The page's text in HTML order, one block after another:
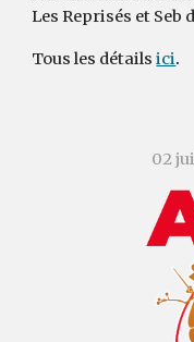
Les Reprisés et Seb
Tous les détailsici.
02